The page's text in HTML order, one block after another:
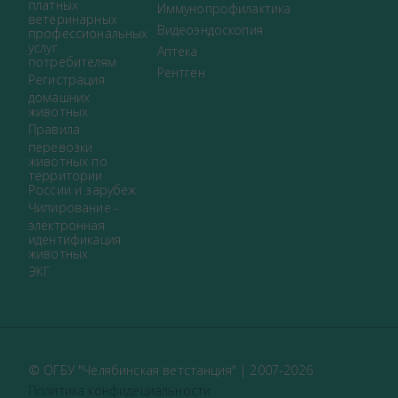
платных
ветеринарных
профессиональных
услуг
потребителям
Регистрация
домашних
животных
Правила
перевозки
животных по
территории
России и зарубеж
Чипирование -
электронная
идентификация
животных
ЭКГ
Иммунопрофилактика
Видеоэндоскопия
Аптека
Рентген
© ОГБУ "Челябинская ветстанция" | 2007-2026